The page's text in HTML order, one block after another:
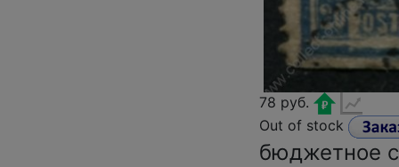
78 руб.
Out of stock
бюджетное